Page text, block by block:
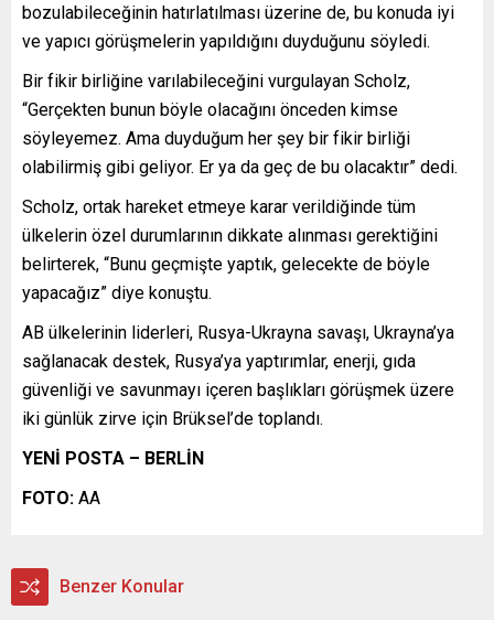
bozulabileceğinin hatırlatılması üzerine de, bu konuda iyi
ve yapıcı görüşmelerin yapıldığını duyduğunu söyledi.
Bir fikir birliğine varılabileceğini vurgulayan Scholz,
“Gerçekten bunun böyle olacağını önceden kimse
söyleyemez. Ama duyduğum her şey bir fikir birliği
olabilirmiş gibi geliyor. Er ya da geç de bu olacaktır” dedi.
Scholz, ortak hareket etmeye karar verildiğinde tüm
ülkelerin özel durumlarının dikkate alınması gerektiğini
belirterek, “Bunu geçmişte yaptık, gelecekte de böyle
yapacağız” diye konuştu.
AB ülkelerinin liderleri, Rusya-Ukrayna savaşı, Ukrayna’ya
sağlanacak destek, Rusya’ya yaptırımlar, enerji, gıda
güvenliği ve savunmayı içeren başlıkları görüşmek üzere
iki günlük zirve için Brüksel’de toplandı.
YENİ POSTA – BERLİN
FOTO: AA
Benzer Konular